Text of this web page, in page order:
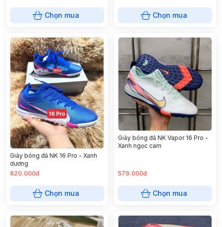
Chọn mua Chọn mua
Giày bóng đá NK 16 Pro - Xanh
dương
620.000đ
Chọn mua
Giày bóng đá NK Vapor 16 Pro -
Xanh ngọc cam
579.000đ
Chọn mua